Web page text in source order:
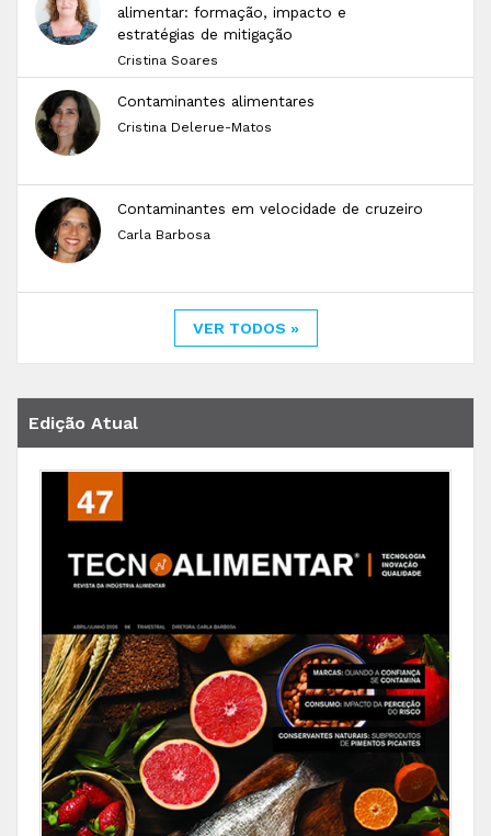
alimentar: formação, impacto e
estratégias de mitigação
Cristina Soares
Contaminantes alimentares
Cristina Delerue-Matos
Contaminantes em velocidade de cruzeiro
Carla Barbosa
VER TODOS »
Edição Atual